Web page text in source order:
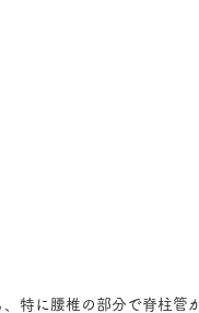
特に腰椎の部分で脊柱管